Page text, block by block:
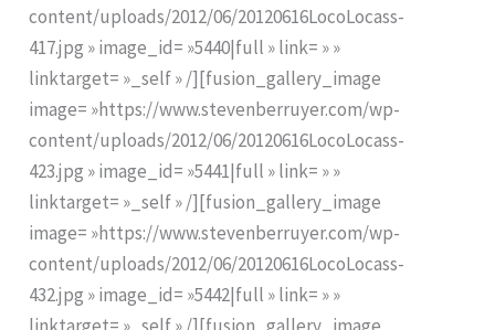
content/uploads/2012/06/20120616LocoLocass-
417.jpg » image_id= »5440|full » link= » »
linktarget= »_self » /][fusion_gallery_image
image= »https://www.stevenberruyer.com/wp-
content/uploads/2012/06/20120616LocoLocass-
423.jpg » image_id= »5441|full » link= » »
linktarget= »_self » /][fusion_gallery_image
image= »https://www.stevenberruyer.com/wp-
content/uploads/2012/06/20120616LocoLocass-
432.jpg » image_id= »5442|full » link= » »